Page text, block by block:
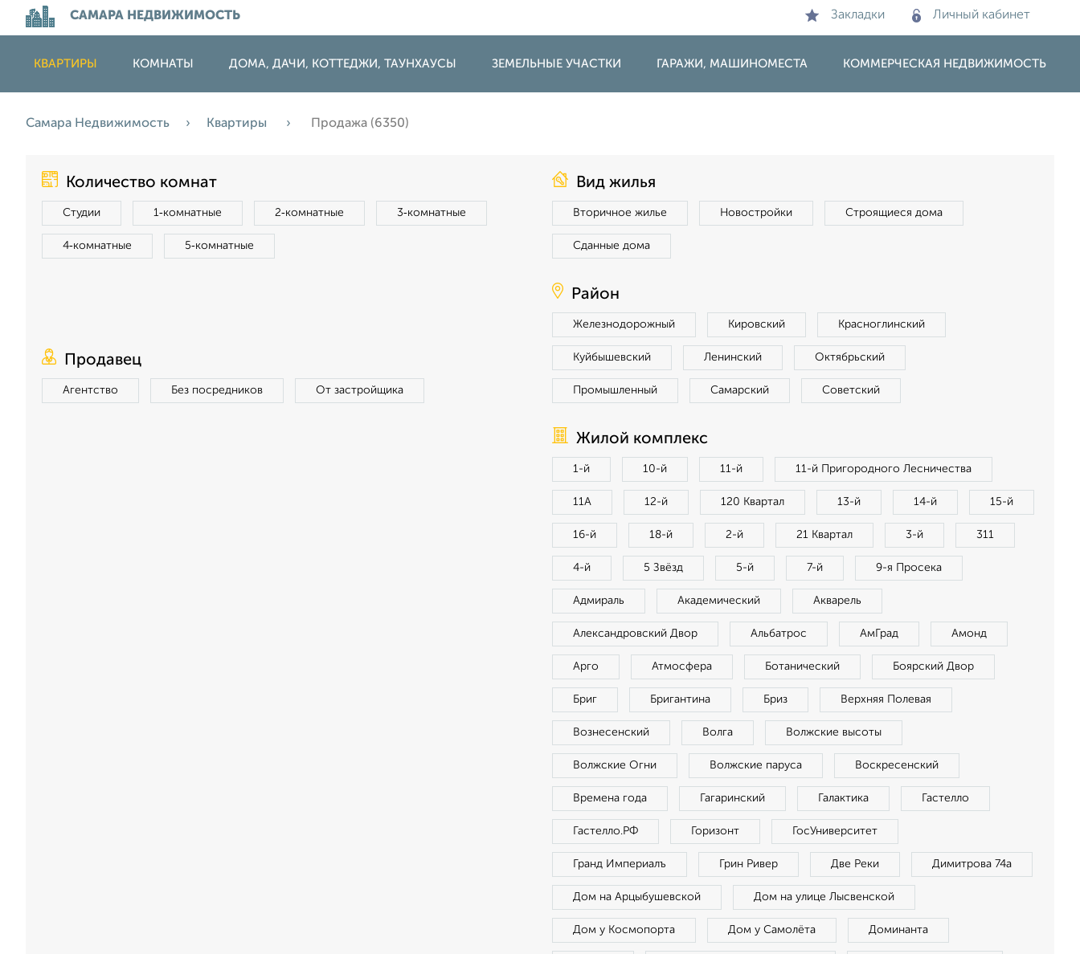
САМАРА НЕДВИЖИМОСТЬ Закладки Личный кабинет
КВАРТИРЫ КОМНАТЫ ДОМА, ДАЧИ, КОТТЕДЖИ, ТАУНХАУСЫ ЗЕМЕЛЬНЫЕ УЧАСТКИ ГАРАЖИ, МАШИНОМЕСТА КОММЕРЧЕСКАЯ НЕДВИЖИМОСТЬ
Самара Недвижимость Квартиры Продажа (6350)
Количество комнат
Студии 1‑комнатные 2‑комнатные 3‑комнатные
4‑комнатные 5‑комнатные
Вид жилья
Вторичное жилье Новостройки Строящиеся дома
Сданные дома
Продавец
Агентство Без посредников От застройщика
Район
Железнодорожный Кировский Красноглинский
Куйбышевский Ленинский Октябрьский
Промышленный Самарский Советский
Жилой комплекс
1-й 10-й 11-й 11-й Пригородного Лесничества
11А 12-й 120 Квартал 13-й 14-й 15-й
16-й 18-й 2-й 21 Квартал 3-й 311
4-й 5 Звёзд 5-й 7-й 9-я Просека
Адмираль Академический Акварель
Александровский Двор Альбатрос АмГрад Амонд
Арго Атмосфера Ботанический Боярский Двор
Бриг Бригантина Бриз Верхняя Полевая
Вознесенский Волга Волжские высоты
Волжские Огни Волжские паруса Воскресенский
Времена года Гагаринский Галактика Гастелло
Гастелло.РФ Горизонт ГосУниверситет
Гранд Империалъ Грин Ривер Две Реки Димитрова 74а
Дом на Арцыбушевской Дом на улице Лысвенской
Дом у Космопорта Дом у Самолёта Доминанта